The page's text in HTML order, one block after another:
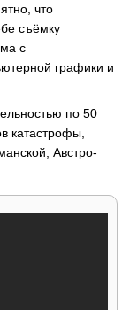
что
съёмку
с
графики и
по 50
катастрофы,
Австро-